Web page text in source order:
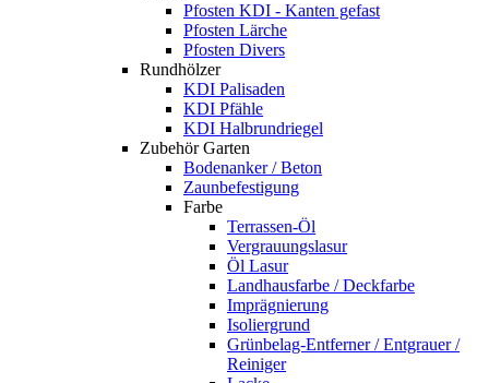
Pfosten KDI - Kanten gefast
Pfosten Lärche
Pfosten Divers
Rundhölzer
KDI Palisaden
KDI Pfähle
KDI Halbrundriegel
Zubehör Garten
Bodenanker / Beton
Zaunbefestigung
Farbe
Terrassen-Öl
Vergrauungslasur
Öl Lasur
Landhausfarbe / Deckfarbe
Imprägnierung
Isoliergrund
Grünbelag-Entferner / Entgrauer /
Reiniger